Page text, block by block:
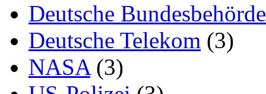
Deutsche
Deutsche Telekom (3)
NASA(3)